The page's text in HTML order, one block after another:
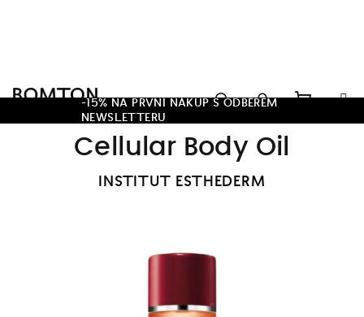
-15% NA PRVNÍ NÁKUP S ODBĚREM
NEWSLETTERU
Hledat
Přihlášení
Cellular Body Oil
INSTITUT ESTHEDERM